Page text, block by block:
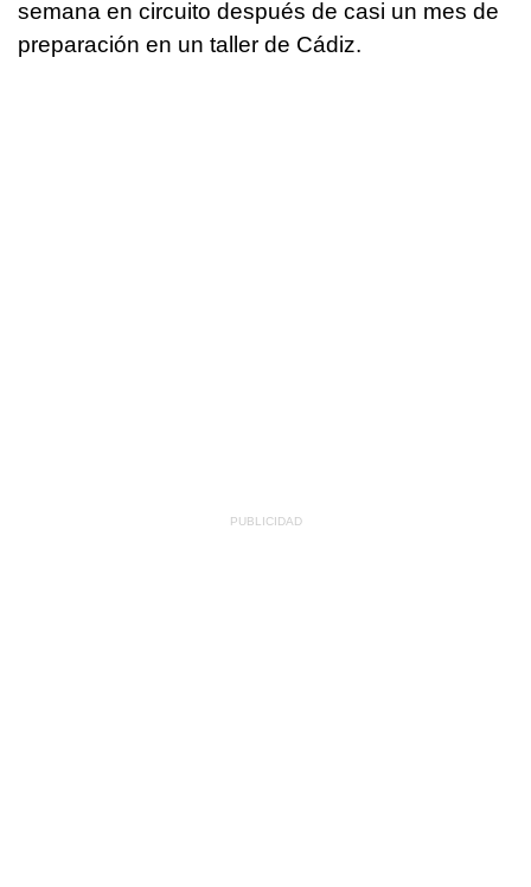
semana en circuito después de casi un mes de
preparación en un taller de Cádiz.